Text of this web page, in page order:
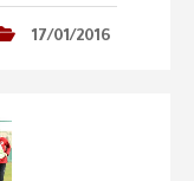
17/01/2016